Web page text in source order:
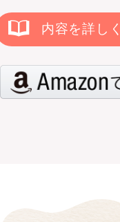
内容を詳し